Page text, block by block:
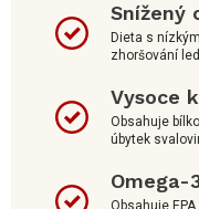
Snížený
Dieta s
zhoršování
Vysoce
Obsahuje
úbytek
Omega-
Obsahuje